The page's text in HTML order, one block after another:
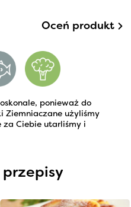
Oceń produkt
ponieważ do
Ziemniaczane użyliśmy
za Ciebie utarliśmy i
przepisy